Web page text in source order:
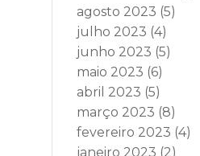
agosto 2023 (5)
julho 2023 (4)
junho 2023 (5)
maio 2023 (6)
abril 2023 (5)
março 2023 (8)
fevereiro 2023 (4)
janeiro 2023 (2)